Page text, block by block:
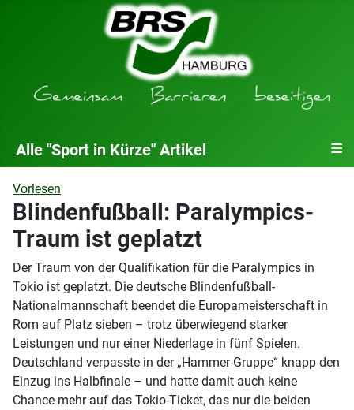
Alle "Sport in Kürze" Artikel ≡
Vorlesen
Blindenfußball: Paralympics-
Traum ist geplatzt
Der Traum von der Qualifikation für die Paralympics in
Tokio ist geplatzt. Die deutsche Blindenfußball-
Nationalmannschaft beendet die Europameisterschaft in
Rom auf Platz sieben – trotz überwiegend starker
Leistungen und nur einer Niederlage in fünf Spielen.
Deutschland verpasste in der „Hammer-Gruppe“ knapp den
Einzug ins Halbfinale – und hatte damit auch keine
Chance mehr auf das Tokio-Ticket, das nur die beiden